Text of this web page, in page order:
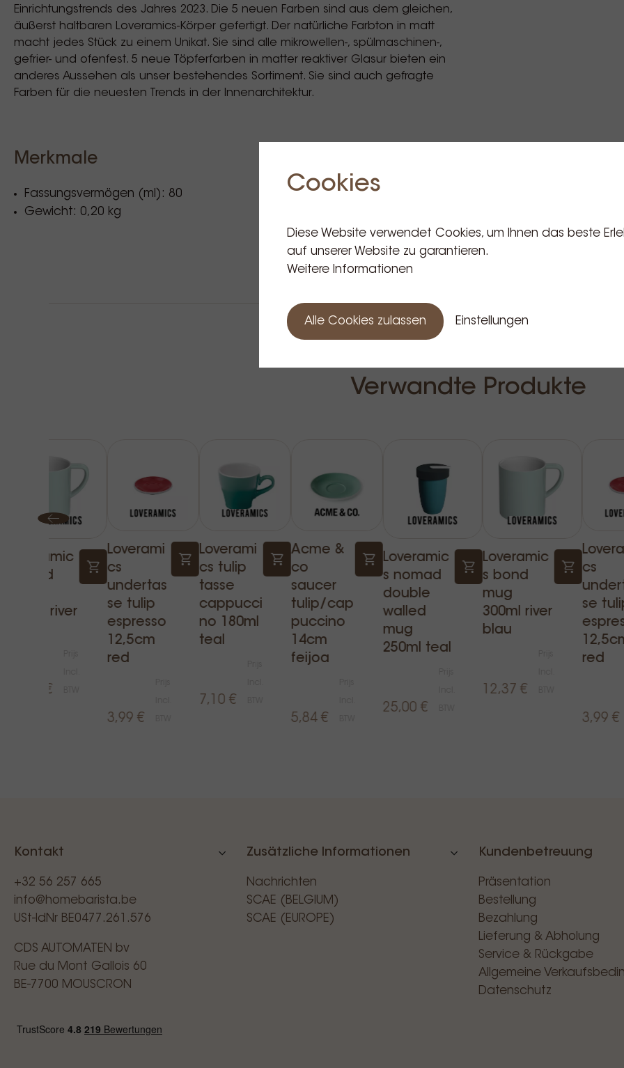
Einrichtungstrends des Jahres 2023. Die 5 neuen Farben sind aus dem gleichen,
äußerst haltbaren Loveramics-Körper gefertigt. Der natürliche Farbton in matt
macht jedes Stück zu einem Unikat. Sie sind alle mikrowellen-, spülmaschinen-,
gefrier- und ofenfest. 5 neue Töpferfarben in matter reaktiver Glasur bieten ein
anderes Aussehen als unser bestehendes Sortiment. Sie sind auch gefragte
Farben für die neuesten Trends in der Innenarchitektur.
Merkmale
Fassungsvermögen (ml): 80
Gewicht: 0,20 kg
Verwandte Produkte
Loveramic
s bond
300ml river
12,37 €
Loverami
cs
undertas
se tulip
espresso
12,5cm
red
3,99 €
Loverami
cs tulip
tasse
cappucci
no 180ml
teal
7,10 €
Acme &
co
saucer
tulip/cap
puccino
14cm
feijoa
5,84 €
Loveramic
s nomad
double
walled
mug
250ml teal
25,00 €
Loveramic
s bond
mug
300ml river
blau
12,37 €
cs
se
red
3,99 €
Kontakt
+32 56 257 665
info@homebarista.be
USt-IdNr BE0477.261.576
CDS AUTOMATEN bv
Rue du Mont Gallois 60
BE-7700 MOUSCRON
Zusätzliche Informationen
Nachrichten
SCAE (BELGIUM)
SCAE (EUROPE)
Kundenbetreuung
Präsentation
Bestellung
Bezahlung
Lieferung & Abholung
Service & Rückgabe
Allgemeine
Datenschutz
Cookies
Diese Website verwendet Cookies, um Ihnen das beste
auf unserer Website zu garantieren.
Weitere Informationen
Alle Cookies zulassen Einstellungen